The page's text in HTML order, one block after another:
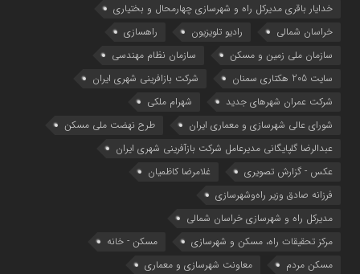
خدایار باقری مدیرکل راه و شهرسازی چهارمحال و بختیاری
خراسان شمالی
رادیو تلویزیون
راهسازی
سازمان ملی زمین و مسکن
سازمان نظام مهندسی
سایت 205 هکتاری سمنان
شرکت بازافرینی شهری ایران
شرکت عمران شهرهای جدید
شهرام ملکی
شوراي عالي شهرسازی و معماري ايران
طرح نهضت ملی مسکن
عبدالرضا گلپایگانی مدیرعامل شرکت بازآفرینی شهری ایران
عکس - گزارش تصویری
غلامرضا کاظمیان
فرزانه صادق وزیر راه‌وشهرسازی
مدیرکل راه و شهرسازی خراسان شمالی
مرکز تحقیقات راه، مسکن و شهرسازی
مسکن - خانه
مسکن مردم
معاونت شهرسازي و معماري